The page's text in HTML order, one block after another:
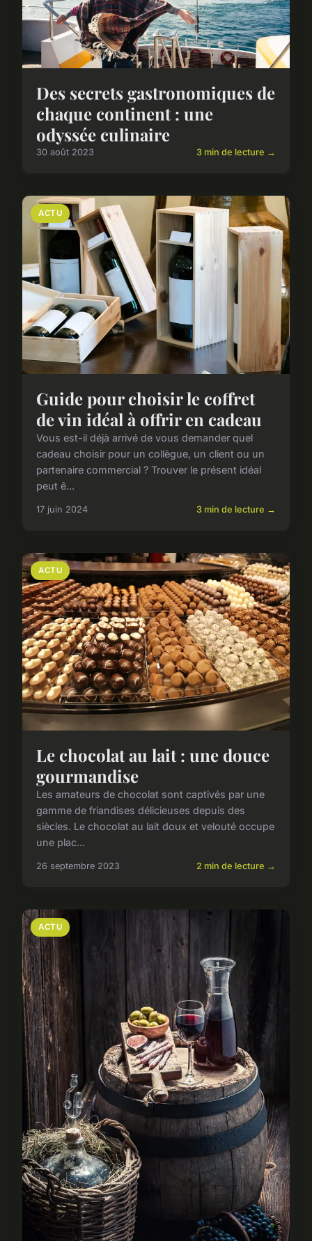
Des secrets gastronomiques de
chaque continent : une
odyssée culinaire
30 août 2023 3 min de lecture →
ACTU
Guide pour choisir le coffret
de vin idéal à offrir en cadeau
Vous est-il déjà arrivé de vous demander quel
cadeau choisir pour un collègue, un client ou un
partenaire commercial ? Trouver le présent idéal
peut ê...
17 juin 2024 3 min de lecture →
ACTU
Le chocolat au lait : une douce
gourmandise
Les amateurs de chocolat sont captivés par une
gamme de friandises délicieuses depuis des
siècles. Le chocolat au lait doux et velouté occupe
une plac...
26 septembre 2023 2 min de lecture →
ACTU